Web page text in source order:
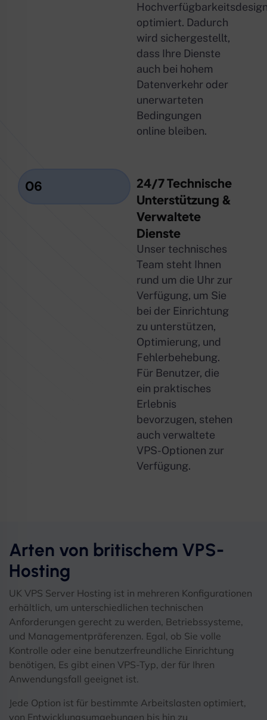
optimiert. Dadurch
wird sichergestellt,
dass Ihre Dienste
auch bei hohem
Datenverkehr oder
unerwarteten
Bedingungen
online bleiben.
06
24/7 Technische
Unterstützung &
Verwaltete
Dienste
Unser technisches
Team steht Ihnen
rund um die Uhr zur
Verfügung, um Sie
bei der Einrichtung
zu unterstützen,
Optimierung, und
Fehlerbehebung.
Für Benutzer, die
ein praktisches
Erlebnis
bevorzugen, stehen
auch verwaltete
VPS-Optionen zur
Verfügung.
Arten von britischem VPS-
Hosting
UK VPS Server Hosting ist in mehreren Konfigurationen
erhältlich, um unterschiedlichen technischen
Anforderungen gerecht zu werden, Betriebssysteme,
und Managementpräferenzen. Egal, ob Sie volle
Kontrolle oder eine benutzerfreundliche Einrichtung
benötigen, Es gibt einen VPS-Typ, der für Ihren
Anwendungsfall geeignet ist.
Jede Option ist für bestimmte Arbeitslasten optimiert,
von Entwicklungsumgebungen bis hin zu